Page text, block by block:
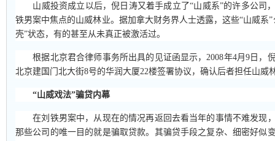
山威投资成立以后，倪日涛又着手成立了“山威系”的许多公司
铁男案中焦点的山威林业。据加拿大财务界人士透露，这些“山威系
壳”状态，有的甚至从未真正被激活过。
根据北京君合律师事务所出具的见证函显示，2008年4月9日，
北京建国门北大街8号的华润大厦22楼签署协议，确认后者担任山威
“山威戏法”骗贷内幕
在刘铁男案中，从现在的情况再返回去看当年的事情不难发现
那些公司的唯一目的就是骗取贷款。其骗贷手段之复杂、细密好似